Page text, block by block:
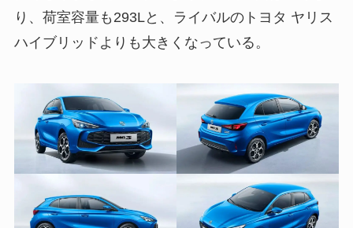
り、荷室容量も293Lと、ライバルのトヨタ ヤリス
ハイブリッドよりも大きくなっている。